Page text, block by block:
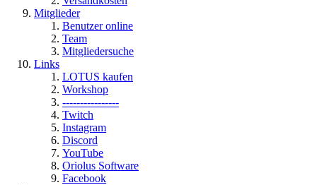
Mitglieder
Benutzer online
Team
Mitgliedersuche
Links
LOTUS kaufen
Workshop
----------------
Twitch
Instagram
Discord
YouTube
Oriolus Software
Facebook